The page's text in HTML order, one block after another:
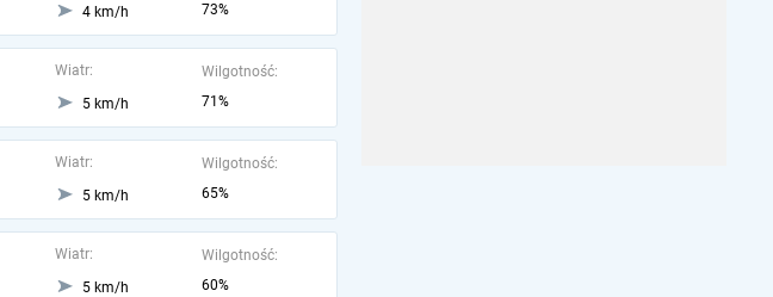
4 km/h
73%
Wiatr:
5 km/h
Wilgotność:
71%
Wiatr:
5 km/h
Wilgotność:
65%
Wiatr:
5 km/h
Wilgotność:
60%